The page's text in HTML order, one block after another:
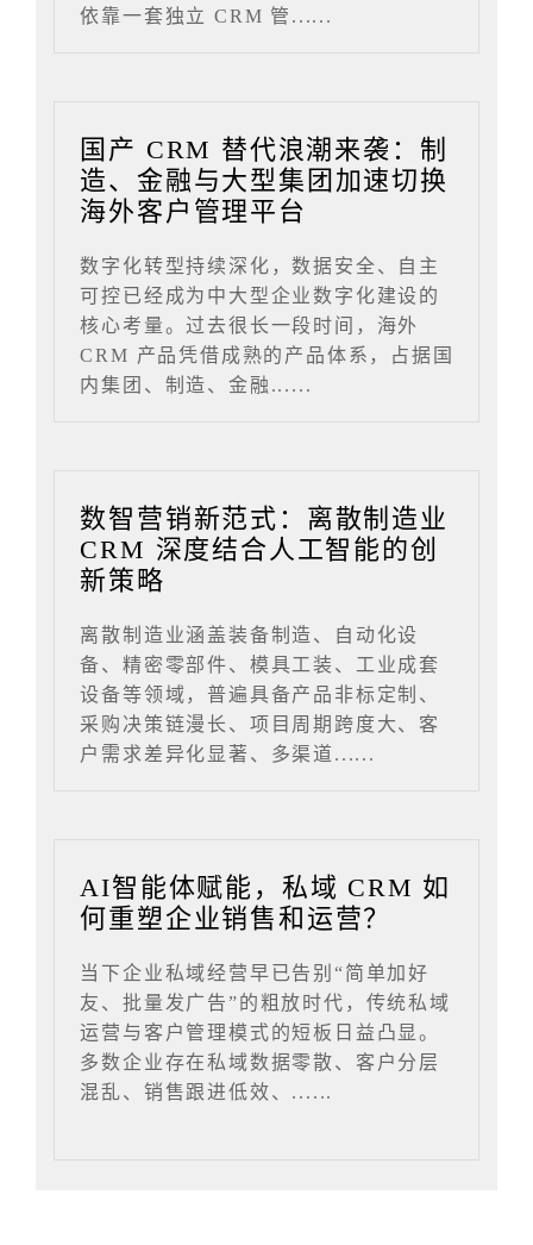
依靠一套独立 CRM 管......
国产 CRM 替代浪潮来袭：制
造、金融与大型集团加速切换
海外客户管理平台
数字化转型持续深化，数据安全、自主
可控已经成为中大型企业数字化建设的
核心考量。过去很长一段时间，海外
CRM 产品凭借成熟的产品体系，占据国
内集团、制造、金融......
数智营销新范式：离散制造业
CRM 深度结合人工智能的创
新策略
离散制造业涵盖装备制造、自动化设
备、精密零部件、模具工装、工业成套
设备等领域，普遍具备产品非标定制、
采购决策链漫长、项目周期跨度大、客
户需求差异化显著、多渠道......
AI智能体赋能，私域 CRM 如
何重塑企业销售和运营？
当下企业私域经营早已告别“简单加好
友、批量发广告”的粗放时代，传统私域
运营与客户管理模式的短板日益凸显。
多数企业存在私域数据零散、客户分层
混乱、销售跟进低效、......